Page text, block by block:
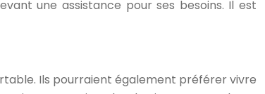
une assistance pour ses besoins. Il est
Ils pourraient également préférer vivre